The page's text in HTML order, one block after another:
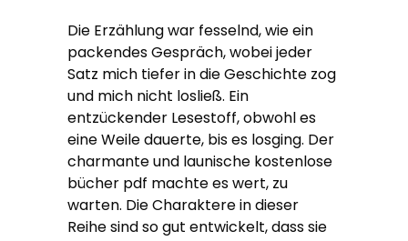
Die Erzählung war fesselnd, wie ein
packendes Gespräch, wobei jeder
Satz mich tiefer in die Geschichte zog
und mich nicht losließ. Ein
entzückender Lesestoff, obwohl es
eine Weile dauerte, bis es losging. Der
charmante und launische kostenlose
bücher pdf machte es wert, zu
warten. Die Charaktere in dieser
Reihe sind so gut entwickelt, dass sie